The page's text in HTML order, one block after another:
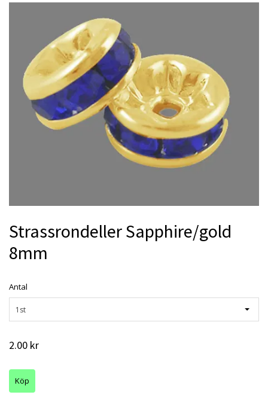
Strassrondeller Sapphire/gold
8mm
Antal
1st
2.00 kr